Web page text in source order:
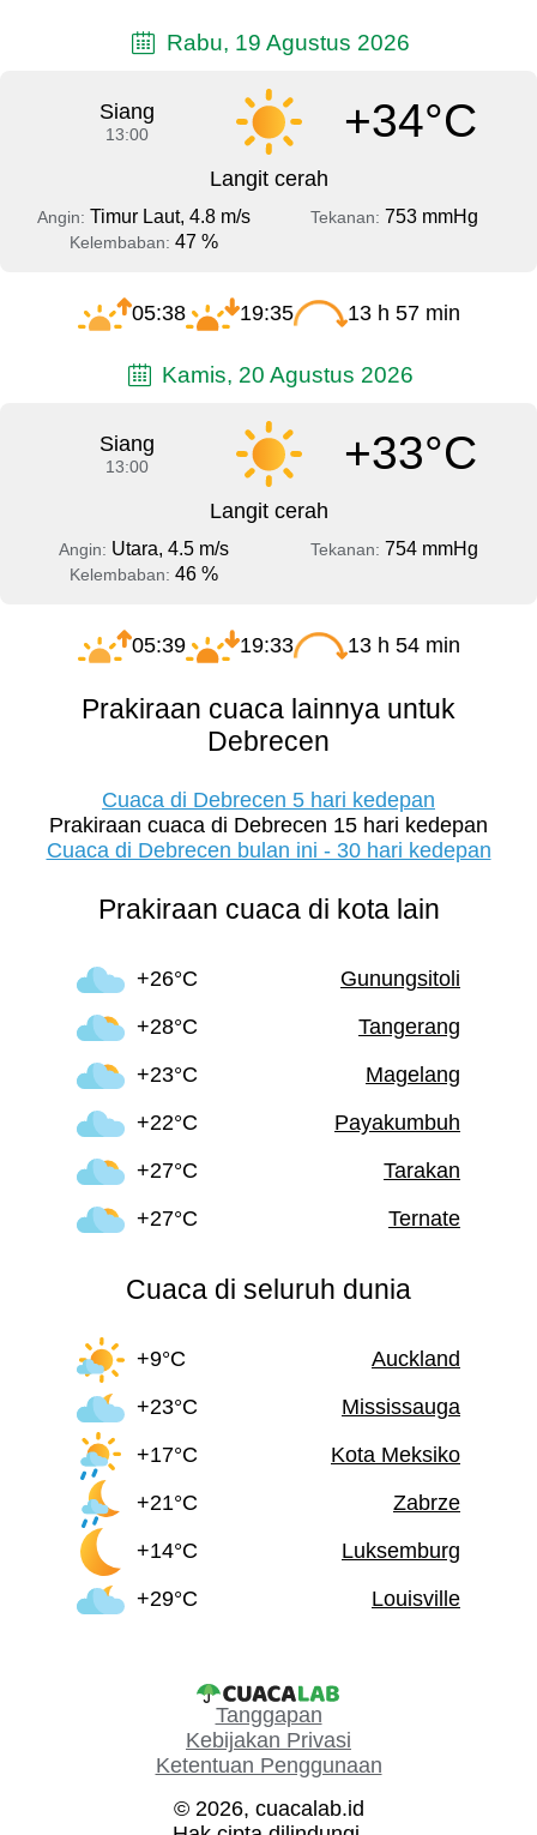
Rabu, 19 Agustus 2026
Siang
13:00 +34°C
Langit cerah
Angin: Timur Laut, 4.8 m/s Tekanan: 753 mmHg
Kelembaban: 47 %
05:38 19:35 13 h 57 min
Kamis, 20 Agustus 2026
Siang
13:00 +33°C
Langit cerah
Angin: Utara, 4.5 m/s Tekanan: 754 mmHg
Kelembaban: 46 %
05:39 19:33 13 h 54 min
Prakiraan cuaca lainnya untuk
Debrecen
Cuaca di Debrecen 5 hari kedepan
Prakiraan cuaca di Debrecen 15 hari kedepan
Cuaca di Debrecen bulan ini - 30 hari kedepan
Prakiraan cuaca di kota lain
+26°C
Gunungsitoli
+28°C
Tangerang
+23°C
Magelang
+22°C
Payakumbuh
+27°C
Tarakan
+27°C
Ternate
Cuaca di seluruh dunia
+9°C
Auckland
+23°C
Mississauga
+17°C
Kota Meksiko
+21°C
Zabrze
+14°C
Luksemburg
+29°C
Louisville
Tanggapan
Kebijakan Privasi
Ketentuan Penggunaan
© 2026, cuacalab.id